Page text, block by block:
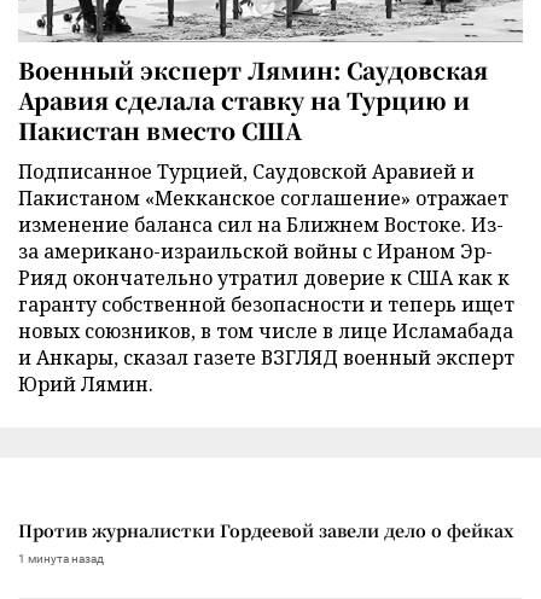
Военный эксперт Лямин: Саудовская
Аравия сделала ставку на Турцию и
Пакистан вместо США
Подписанное Турцией, Саудовской Аравией и
Пакистаном «Мекканское соглашение» отражает
изменение баланса сил на Ближнем Востоке. Из-
за американо-израильской войны с Ираном Эр-
Рияд окончательно утратил доверие к США как к
гаранту собственной безопасности и теперь ищет
новых союзников, в том числе в лице Исламабада
и Анкары, сказал газете ВЗГЛЯД военный эксперт
Юрий Лямин.
Против журналистки Гордеевой завели дело о фейках
1 минута назад